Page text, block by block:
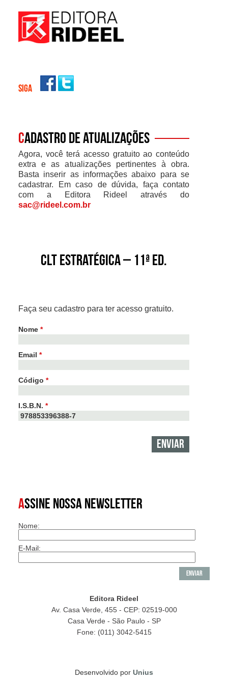
SIGA
Cadastro de atualizações
Agora, você terá acesso gratuito ao conteúdo
extra e as atualizações pertinentes à obra.
Basta inserir as informações abaixo para se
cadastrar. Em caso de dúvida, faça contato
com a Editora Rideel através do
sac@rideel.com.br
CLT Estratégica – 11ª ed.
Faça seu cadastro para ter acesso gratuito.
Nome *
Email *
Código *
I.S.B.N. *
ASSINE NOSSA NEWSLETTER
Nome:
E-Mail:
Editora Rideel
Av. Casa Verde, 455 - CEP: 02519-000
Casa Verde - São Paulo - SP
Fone: (011) 3042-5415
Desenvolvido por Unius